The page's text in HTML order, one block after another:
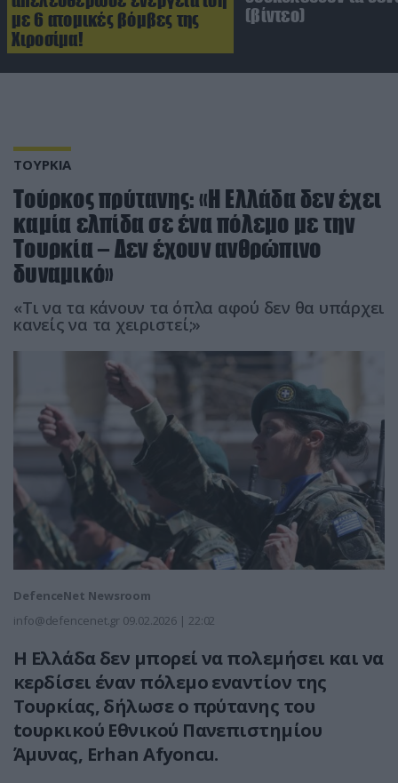
με 6 ατομικές βόμβες της
Χιροσίμα!
(βίντεο)
ΤΟΥΡΚΙΑ
Τούρκος πρύτανης: «Η Ελλάδα δεν έχει
καμία ελπίδα σε ένα πόλεμο με την
Τουρκία – Δεν έχουν ανθρώπινο
δυναμικό»
«Τι να τα κάνουν τα όπλα αφού δεν θα υπάρχει
κανείς να τα χειριστεί;»
DefenceNet Newsroom
info@defencenet.gr 09.02.2026 | 22:02
Η Ελλάδα δεν μπορεί να πολεμήσει και να
κερδίσει έναν πόλεμο εναντίον της
Τουρκίας, δήλωσε ο πρύτανης του
tουρκικού Εθνικού Πανεπιστημίου
Άμυνας, Erhan Afyoncu.